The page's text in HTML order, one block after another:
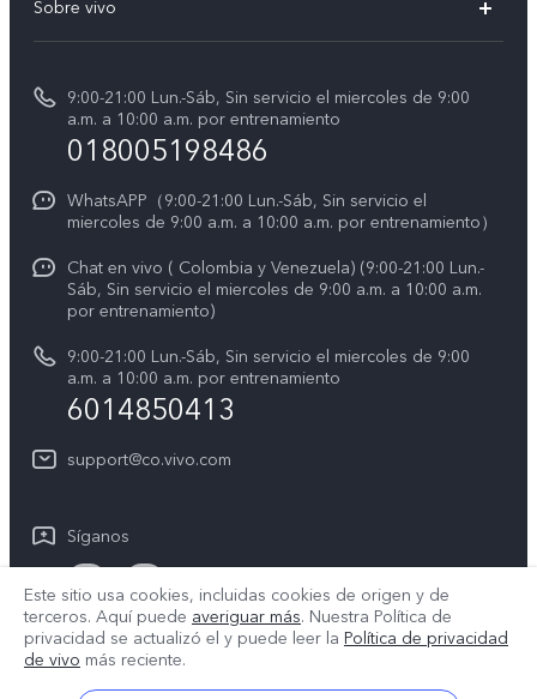
V70 FE
Y11d
Centro de servicio
Verificación de IMEI
Consulta el Precio de los Repuestos
Servicio de logística
Progreso de la reparación
Sobre vivo
Noticias
Empleos en vivo
Avisos legales
Sostenibilidad
Centro de privacidad de vivo
Accesibilidad
9:00-21:00 Lun.-Sáb, Sin servicio el miercoles de 9:00
a.m. a 10:00 a.m. por entrenamiento
018005198486
WhatsAPP（9:00-21:00 Lun.-Sáb, Sin servicio el
miercoles de 9:00 a.m. a 10:00 a.m. por entrenamiento）
Chat en vivo ( Colombia y Venezuela) (9:00-21:00 Lun.-
Sáb, Sin servicio el miercoles de 9:00 a.m. a 10:00 a.m.
por entrenamiento)
9:00-21:00 Lun.-Sáb, Sin servicio el miercoles de 9:00
a.m. a 10:00 a.m. por entrenamiento
6014850413
support@co.vivo.com
Síganos
Colombia | Seleccione país/región
Este sitio usa cookies, incluidas cookies de origen y de
terceros. Aquí puede averiguar más. Nuestra Política de
privacidad se actualizó el y puede leer la Política de privacidad
de vivo más reciente.